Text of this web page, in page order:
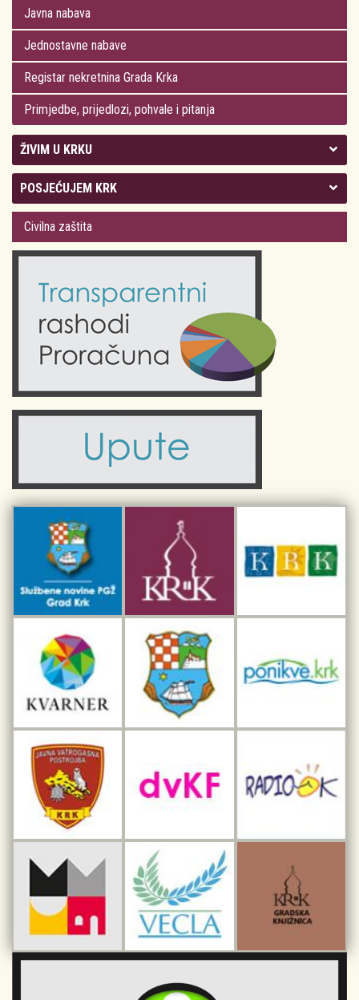
Javna nabava
Jednostavne nabave
Registar nekretnina Grada Krka
Primjedbe, prijedlozi, pohvale i pitanja
ŽIVIM U KRKU
Kolegij gradonačelnika
Gradsko vijeće
Odluke Grada Krka (Službene novine PGŽ)
Obrazovanje
Komunalne usluge
Civilni sektor (arhiva udruga)
Sport i rekreacija
POSJEĆUJEM KRK
Plan Grada Krka
Krk 360° VR panorama
Krk uživo
Fotogalerije
Kalendar događanja
Turistička zajednica otoka Krka
Kulturno-turistička ruta Putovima Frankopana
Dar iz Krka
Interpretacijski centar pomorske baštine
Civilna zaštita